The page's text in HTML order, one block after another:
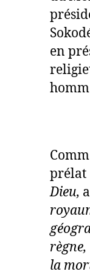
en
prélat
Dieu,
la